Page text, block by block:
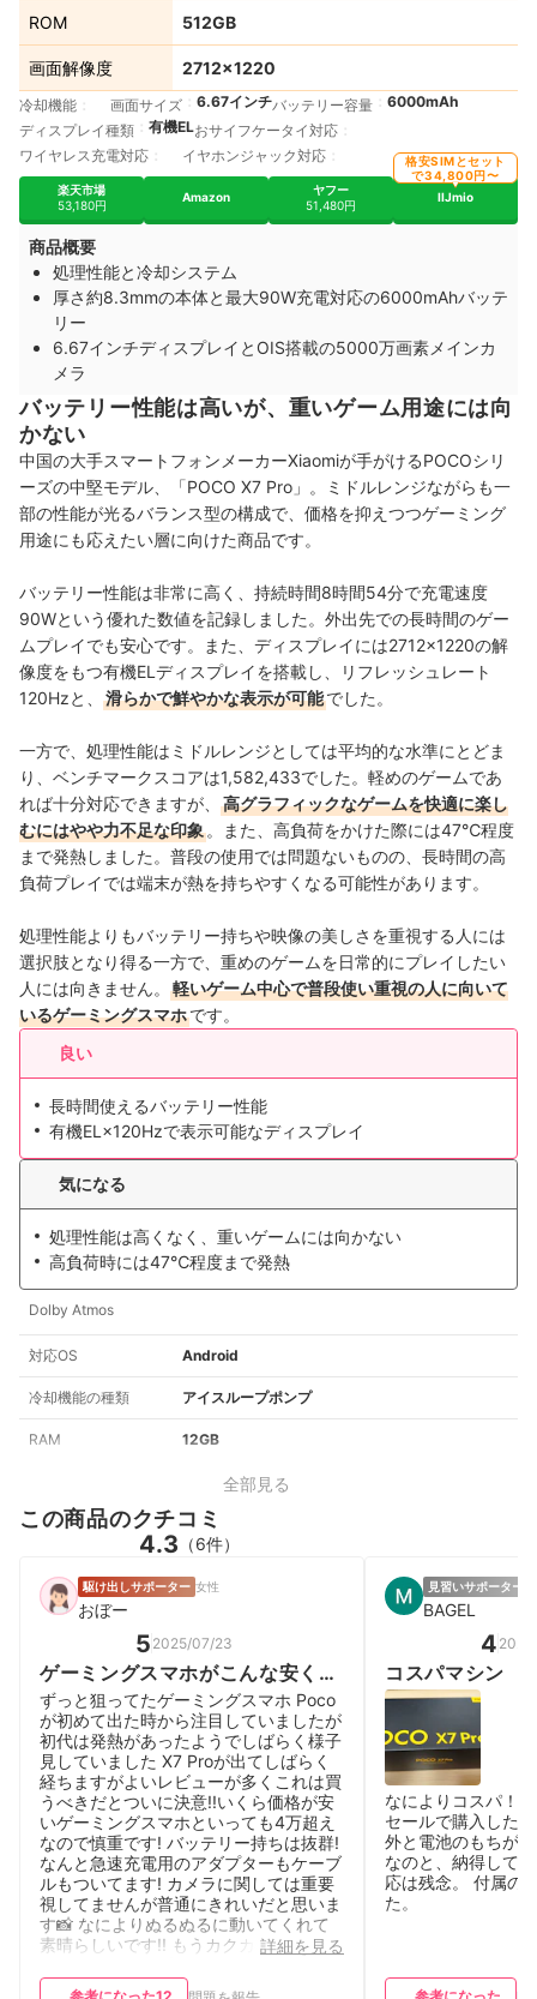
ROM 512GB
画面解像度 2712×1220
冷却機能 画面サイズ 6.67インチバッテリー容量
6000mAh
ディスプレイ種類
有機ELおサイフケータイ対応
ワイヤレス充電対応
イヤホンジャック対応
楽天市場
53,180円
Amazon
ヤフー
51,480円
IIJmio
格安SIMとセット
で34,800円〜
商品概要
処理性能と冷却システム
厚さ約8.3mmの本体と最大90W充電対応の6000mAhバッテ
リー
6.67インチディスプレイとOIS搭載の5000万画素メインカ
メラ
バッテリー性能は高いが、重いゲーム用途には向
かない
中国の大手スマートフォンメーカーXiaomiが手がけるPOCOシリ
ーズの中堅モデル、「POCO X7 Pro」。ミドルレンジながらも一
部の性能が光るバランス型の構成で、価格を抑えつつゲーミング
用途にも応えたい層に向けた商品です。
バッテリー性能は非常に高く、持続時間8時間54分で充電速度
90Wという優れた数値を記録しました。外出先での長時間のゲー
ムプレイでも安心です。また、ディスプレイには2712×1220の解
像度をもつ有機ELディスプレイを搭載し、リフレッシュレート
120Hzと、
滑らかで鮮やかな表示が可能でした。
一方で、処理性能はミドルレンジとしては平均的な水準にとどま
り、ベンチマークスコアは1,582,433でした。軽めのゲームであ
れば十分対応できますが、
高グラフィックなゲームを快適に楽し
むにはやや力不足な印象 。また、高負荷をかけた際には47℃程度
まで発熱しました。普段の使用では問題ないものの、長時間の高
負荷プレイでは端末が熱を持ちやすくなる可能性があります。
処理性能よりもバッテリー持ちや映像の美しさを重視する人には
選択肢となり得る一方で、重めのゲームを日常的にプレイしたい
人には向きません。
軽いゲーム中心で普段使い重視の人に向いて
いるゲーミングスマホです。
良い
長時間使えるバッテリー性能
有機EL×120Hzで表示可能なディスプレイ
気になる
処理性能は高くなく、重いゲームには向かない
高負荷時には47℃程度まで発熱
Dolby Atmos
対応OS Android
冷却機能の種類 アイスループポンプ
RAM 12GB
全部見る
この商品のクチコミ
4.3 （6件）
駆け出しサポーター 女性
おぼー
5 2025/07/23
ゲーミングスマホがこんな安く手
に入るなんて!!
ずっと狙ってたゲーミングスマホ Poco
が初めて出た時から注目していましたが
初代は発熱があったようでしばらく様子
見していました X7 Proが出てしばらく
経ちますがよいレビューが多くこれは買
うべきだとついに決意!!いくら価格が安
いゲーミングスマホといっても4万超え
なので慎重です! バッテリー持ちは抜群!
なんと急速充電用のアダプターもケーブ
ルもついてます! カメラに関しては重要
視してませんが普通にきれいだと思いま
す📸 なによりぬるぬるに動いてくれて
素晴らしいです!! もうカクカクしなくて
一言うなら… ケースもついててありがた
詳細を見る
見習いサポーター
BAGEL
4
コスパマシン
なによりコスパ！
セールで購入した
外と電池のもちが
なのと、納得して
応は残念。 付属の
た。